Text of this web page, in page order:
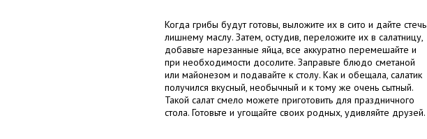
Когда грибы будут готовы, выложите их в сито и дайте стечь
лишнему маслу. Затем, остудив, переложите их в салатницу,
добавьте нарезанные яйца, все аккуратно перемешайте и
при необходимости досолите. Заправьте блюдо сметаной
или майонезом и подавайте к столу. Как и обещала, салатик
получился вкусный, необычный и к тому же очень сытный.
Такой салат смело можете приготовить для праздничного
стола. Готовьте и угощайте своих родных, удивляйте друзей.